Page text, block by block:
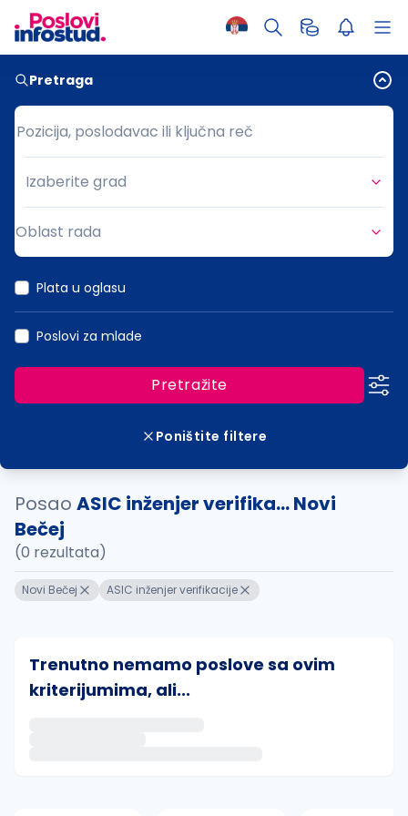
Pretraga
Pozicija, poslodavac ili ključna reč
Pozicija, poslodavac ili ključna reč
Grad
Izaberite grad
Oblast rada
Plata u oglasu
Poslovi za mlade
Pretražite
Poništite filtere
Posao ASIC inženjer verifika... Novi
Bečej
(0 rezultata)
Novi Bečej ASIC inženjer verifikacije
Trenutno nemamo poslove sa ovim
kriterijumima, ali...